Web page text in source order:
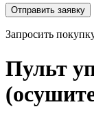
Отправить заявку
Запросить
Пульт